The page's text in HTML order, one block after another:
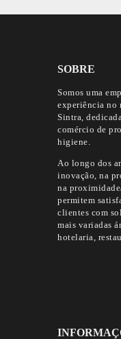
SOBRE
Somos uma
experiência no
Sintra,
comércio de
higiene.
Ao longo dos
inovação, na
na
permitem
clientes com
mais variadas
hotelaria,